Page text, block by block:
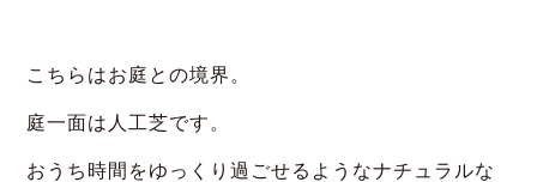
こちらはお庭との境界。
庭一面は人工芝です。
おうち時間をゆっくり過ごせるようなナチュラルな